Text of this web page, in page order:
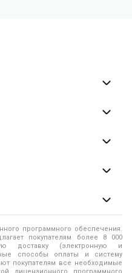
Cookie
лицам
обеспечения
программного обеспечения.
покупателям более 8 000
доставку (электронную и
способы оплаты и систему
покупателям все необходимые